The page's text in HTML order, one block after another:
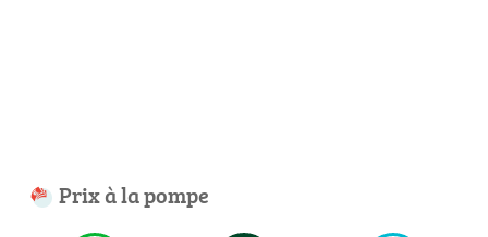
Prix à la pompe